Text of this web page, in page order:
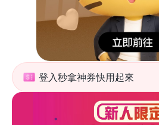
登入秒拿神券快用起來